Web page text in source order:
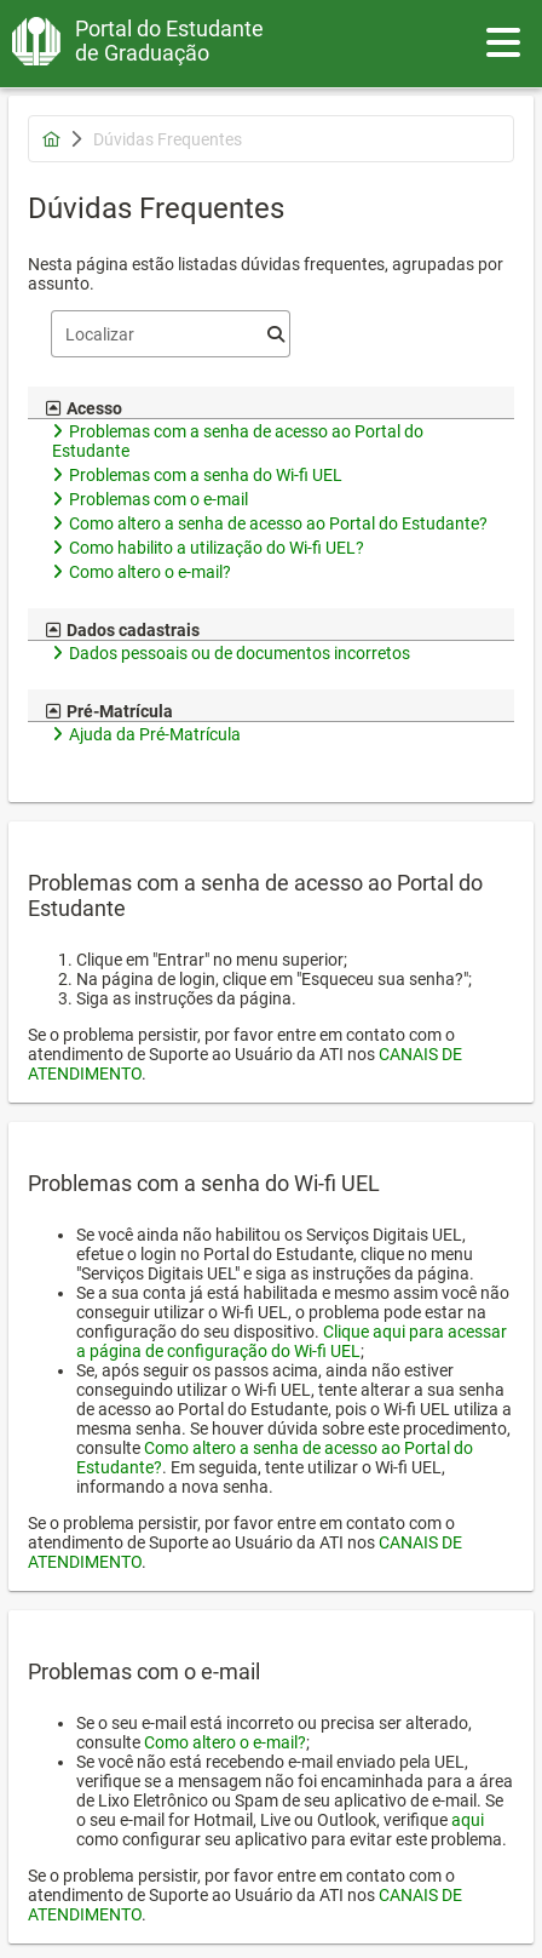
Portal do Estudante
de Graduação
Dúvidas Frequentes
Dúvidas Frequentes
Nesta página estão listadas dúvidas frequentes, agrupadas por
assunto.
Acesso
Problemas com a senha de acesso ao Portal do
Estudante
Problemas com a senha do Wi-fi UEL
Problemas com o e-mail
Como altero a senha de acesso ao Portal do Estudante?
Como habilito a utilização do Wi-fi UEL?
Como altero o e-mail?
Dados cadastrais
Dados pessoais ou de documentos incorretos
Pré-Matrícula
Ajuda da Pré-Matrícula
Problemas com a senha de acesso ao Portal do
Estudante
Clique em "Entrar" no menu superior;
Na página de login, clique em "Esqueceu sua senha?";
Siga as instruções da página.
Se o problema persistir, por favor entre em contato com o
atendimento de Suporte ao Usuário da ATI nosCANAIS DE
ATENDIMENTO.
Problemas com a senha do Wi-fi UEL
Se você ainda não habilitou os Serviços Digitais UEL,
efetue o login no Portal do Estudante, clique no menu
"Serviços Digitais UEL" e siga as instruções da página.
Se a sua conta já está habilitada e mesmo assim você não
conseguir utilizar o Wi-fi UEL, o problema pode estar na
configuração do seu dispositivo. Clique aqui para acessar
a página de configuração do Wi-fi UEL ;
Se, após seguir os passos acima, ainda não estiver
conseguindo utilizar o Wi-fi UEL, tente alterar a sua senha
de acesso ao Portal do Estudante, pois o Wi-fi UEL utiliza a
mesma senha. Se houver dúvida sobre este procedimento,
consulteComo altero a senha de acesso ao Portal do
Estudante?. Em seguida, tente utilizar o Wi-fi UEL,
informando a nova senha.
Se o problema persistir, por favor entre em contato com o
atendimento de Suporte ao Usuário da ATI nosCANAIS DE
ATENDIMENTO.
Problemas com o e-mail
Se o seu e-mail está incorreto ou precisa ser alterado,
consulteComo altero o e-mail?;
Se você não está recebendo e-mail enviado pela UEL,
verifique se a mensagem não foi encaminhada para a área
de Lixo Eletrônico ou Spam de seu aplicativo de e-mail. Se
o seu e-mail for Hotmail, Live ou Outlook, verifiqueaqui
como configurar seu aplicativo para evitar este problema.
Se o problema persistir, por favor entre em contato com o
atendimento de Suporte ao Usuário da ATI nosCANAIS DE
ATENDIMENTO.